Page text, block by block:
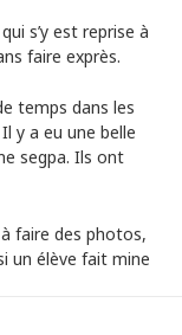
s’y est reprise à
faire exprès.
temps dans les
y a eu une belle
segpa. Ils ont
faire des photos,
un élève fait mine